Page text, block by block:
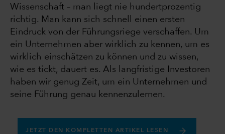
Wissenschaft – man liegt nie hundertprozentig
richtig. Man kann sich schnell einen ersten
Eindruck von der Führungsriege verschaffen. Um
ein Unternehmen aber wirklich zu kennen, um es
wirklich einschätzen zu können und zu wissen,
wie es tickt, dauert es. Als langfristige Investoren
haben wir genug Zeit, um ein Unternehmen und
seine Führung genau kennenzulernen.
JETZT DEN KOMPLETTEN ARTIKEL LESEN